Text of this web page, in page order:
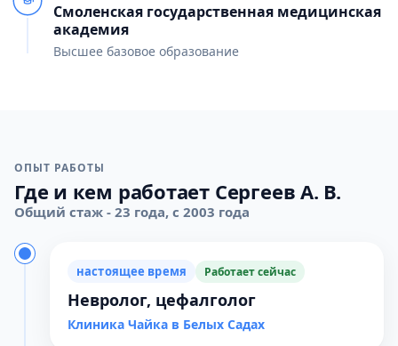
Смоленская государственная медицинская
академия
Высшее базовое образование
ОПЫТ РАБОТЫ
Где и кем работает Сергеев А. В.
Общий стаж - 23 года, с 2003 года
настоящее время Работает сейчас
Невролог, цефалголог
Клиника Чайка в Белых Садах